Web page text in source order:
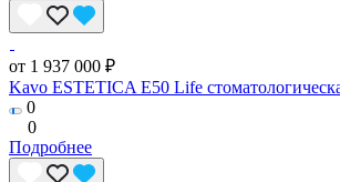
от 1 937 000 ₽
Kavo ESTETICA E50 Life
0
0
Подробнее